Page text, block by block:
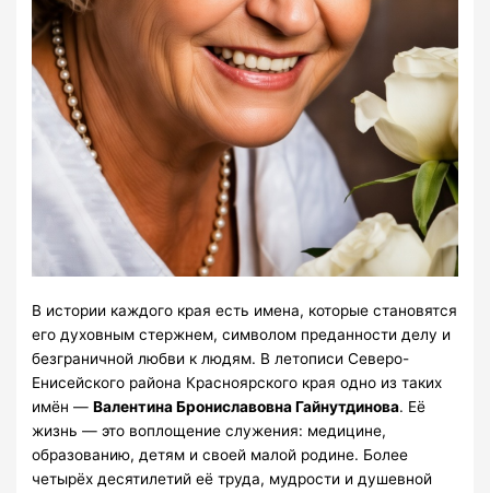
В истории каждого края есть имена, которые становятся
его духовным стержнем, символом преданности делу и
безграничной любви к людям. В летописи Северо-
Енисейского района Красноярского края одно из таких
имён —Валентина Брониславовна Гайнутдинова. Её
жизнь — это воплощение служения: медицине,
образованию, детям и своей малой родине. Более
четырёх десятилетий её труда, мудрости и душевной